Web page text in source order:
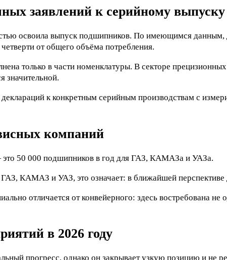
заявлений к серийному выпуску
освоила выпуск подшипников. По имеющимся данным,
от общего объёма потребления.
только в части номенклатуры. В секторе
значительной.
к конкретным серийным производствам с
компаний
50 000 подшипников в год для ГАЗ, КАМАЗа и УАЗа.
КАМАЗ и УАЗ, это означает: в ближайшей перспективе
отличается от конвейерного: здесь востребована
в 2026 году
прогресс, однако он закрывает узкую позицию и не